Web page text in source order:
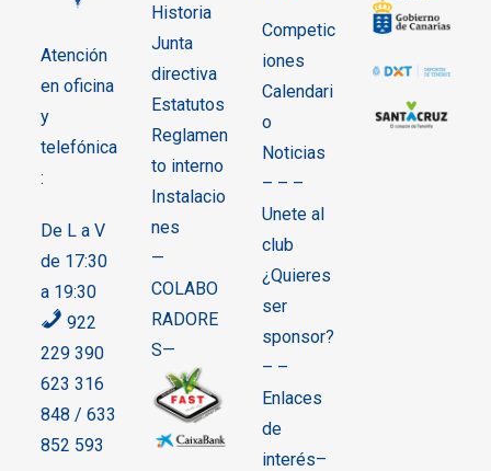
Atención
en oficina
y
telefónica
:
De L a V
de 17:30
a 19:30
922
229 390
623 316
848 / 633
852 593
Historia
Junta
directiva
Estatutos
Reglamen
to interno
Instalacio
nes
—
COLABO
RADORE
S—
Competic
iones
Calendari
o
Noticias
– – –
Unete al
club
¿Quieres
ser
sponsor?
– –
Enlaces
de
interés–